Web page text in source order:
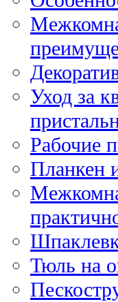
Уход за
Рабочие
Планкен
Тюль на